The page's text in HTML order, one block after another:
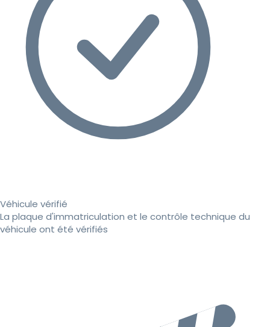
Véhicule vérifié
La plaque d'immatriculation et le contrôle technique du
véhicule ont été vérifiés